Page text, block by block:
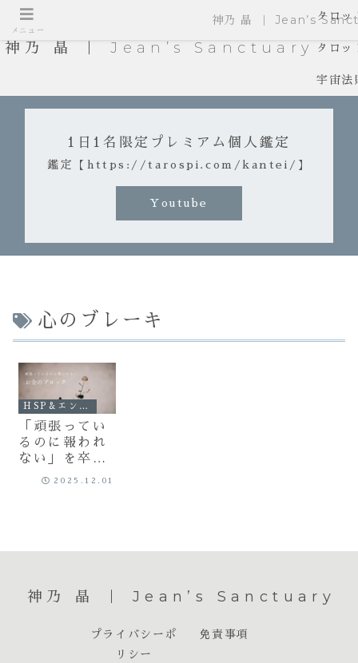
神乃 晶 ｜ Jean’s Sanctuary
タロッ
タロッ
宇宙法
1日1名限定プレミアム個人鑑定
鑑定【https://tarospi.com/kantei/】
Youtube
心のブレーキ
HSP&エンパス
「頑張ってい
るのに報われ
ない」を卒
業！お金と心
2025.12.01
神乃 晶 ｜ Jean’s Sanctuary
プライバシーポ
リシー
免責事項
メニュー
神乃 晶 ｜ Jean’s